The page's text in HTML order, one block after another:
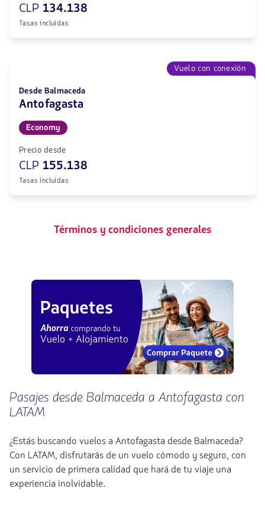
CLP 134.138
Tasas incluidas
Vuelo con conexión
Desde Balmaceda
Antofagasta
Economy
Precio desde
CLP 155.138
Tasas incluidas
Términos y condiciones generales
Pasajes desde Balmaceda a Antofagasta con
LATAM
¿Estás buscando vuelos a Antofagasta desde Balmaceda?
Con LATAM, disfrutarás de un vuelo cómodo y seguro, con
un servicio de primera calidad que hará de tu viaje una
experiencia inolvidable.